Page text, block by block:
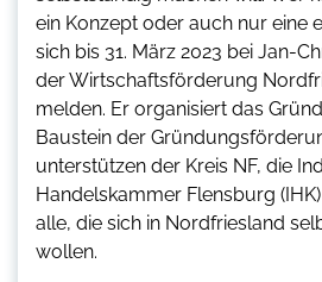
ein Konzept oder auch nur eine
sich bis 31. März 2023 bei Jan-
der Wirtschaftsförderung
melden. Er organisiert das
Baustein der
unterstützen der Kreis NF, die
Handelskammer Flensburg
alle, die sich in Nordfriesland
wollen.